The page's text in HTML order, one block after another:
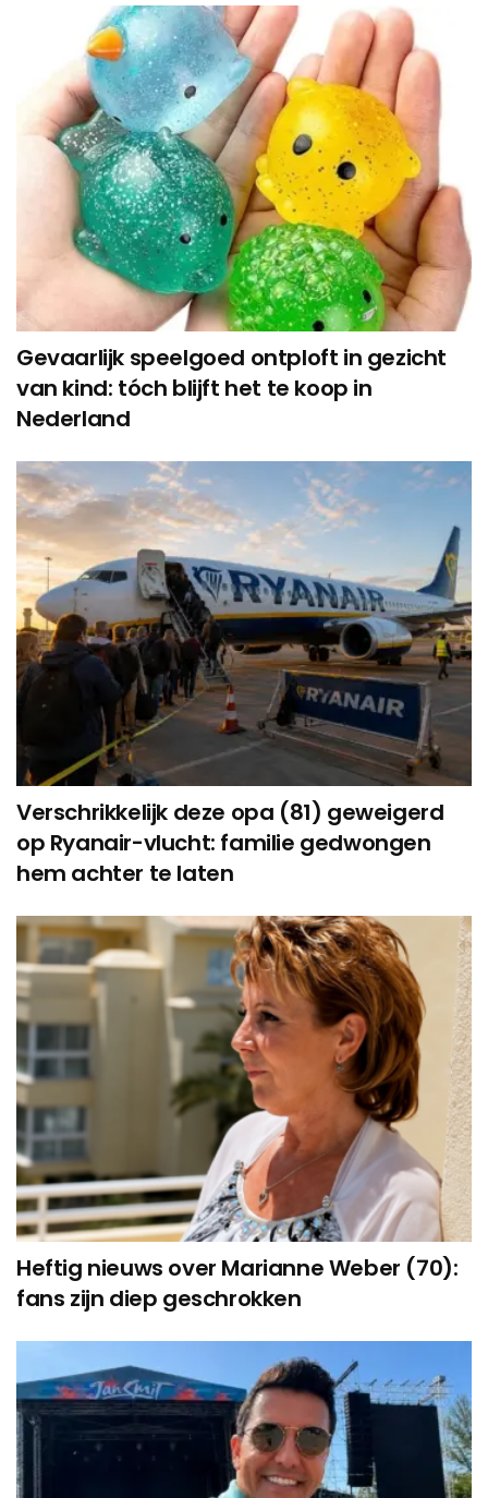
Gevaarlijk speelgoed ontploft in gezicht
van kind: tóch blijft het te koop in
Nederland
Verschrikkelijk deze opa (81) geweigerd
op Ryanair-vlucht: familie gedwongen
hem achter te laten
Heftig nieuws over Marianne Weber (70):
fans zijn diep geschrokken